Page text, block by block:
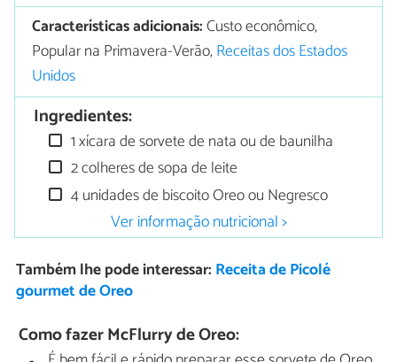
Características adicionais:Custo econômico,
Popular na Primavera-Verão,Receitas dos Estados
Unidos
Ingredientes:
1 xícara de sorvete de nata ou de baunilha
2 colheres de sopa de leite
4 unidades de biscoito Oreo ou Negresco
Ver informação nutricional >
Também lhe pode interessar: Receita de Picolé
gourmet de Oreo
Como fazer McFlurry de Oreo: